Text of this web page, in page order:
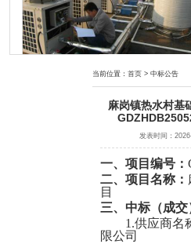
茂名职业技术学院文明北校区学生宿舍热水供应项目
茂名市电白区人民法院档案数字化加工服务项目
当前位置：首页 > 中标公告
麻岗镇热水村基
发表时间：
一、项目编号 ：
二、项目名称：
目
三、中标（成交
1.供应商名
限公司